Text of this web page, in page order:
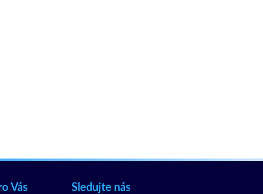
Vás Sledujte nás